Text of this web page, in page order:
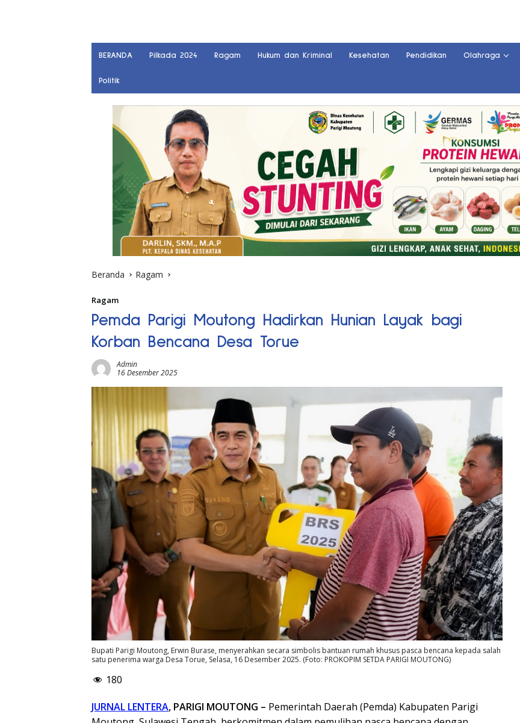
BERANDA Pilkada 2024 Ragam Hukum dan Kriminal Kesehatan Pendidikan Olahraga
Politik
Beranda Ragam
Ragam
Pemda Parigi Moutong Hadirkan Hunian Layak bagi
Korban Bencana Desa Torue
Admin
16 Desember 2025
Bupati Parigi Moutong, Erwin Burase, menyerahkan secara simbolis bantuan rumah khusus pasca bencana kepada salah
satu penerima warga Desa Torue, Selasa, 16 Desember 2025. (Foto: PROKOPIM SETDA PARIGI MOUTONG)
180
JURNAL LENTERA, PARIGI MOUTONG – Pemerintah Daerah (Pemda) Kabupaten Parigi